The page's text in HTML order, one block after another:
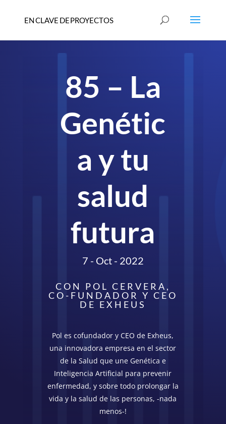
85 – La
Genétic
a y tu
salud
futura
7 - Oct - 2022
CON POL CERVERA,
CO-FUNDADOR Y CEO
DE EXHEUS
Pol es cofundador y CEO de Exheus,
una innovadora empresa en el sector
de la Salud que une Genética e
Inteligencia Artificial para prevenir
enfermedad, y sobre todo prolongar la
vida y la salud de las personas, -nada
menos-!